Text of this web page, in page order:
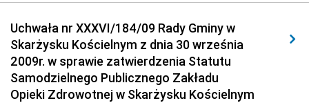
Elektronicznej
Dziennik Urzędowy Ministra Spraw Wewnętrznych i
Administracji
Dziennik Urzędowy Ministra Transportu
Uchwała nr XXXVI/184/09 Rady Gminy w
Skarżysku Kościelnym z dnia 30 września
2009r. w sprawie zatwierdzenia Statutu
Samodzielnego Publicznego Zakładu
Opieki Zdrowotnej w Skarżysku Kościelnym